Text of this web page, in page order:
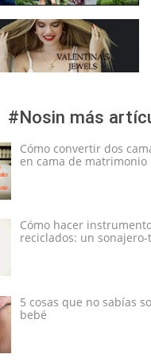
#Nosin más
Cómo convertir dos
en cama de matrimonio
Cómo hacer
reciclados: un
5 cosas que no sabías
bebé